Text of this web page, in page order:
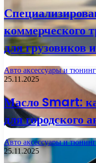
коммерческого
для грузовиков
Авто аксессуары и тюнинг
25.11.2025
Масло Smart:
для городского
Авто аксессуары и тюнинг
25.11.2025